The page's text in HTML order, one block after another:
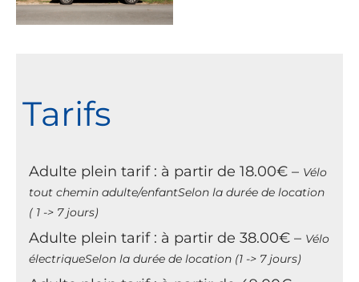
Tarifs
Adulte plein tarif : à partir de 18.00€ – Vélo
tout chemin adulte/enfantSelon la durée de location
( 1 -> 7 jours)
Adulte plein tarif : à partir de 38.00€ – Vélo
électriqueSelon la durée de location (1 -> 7 jours)